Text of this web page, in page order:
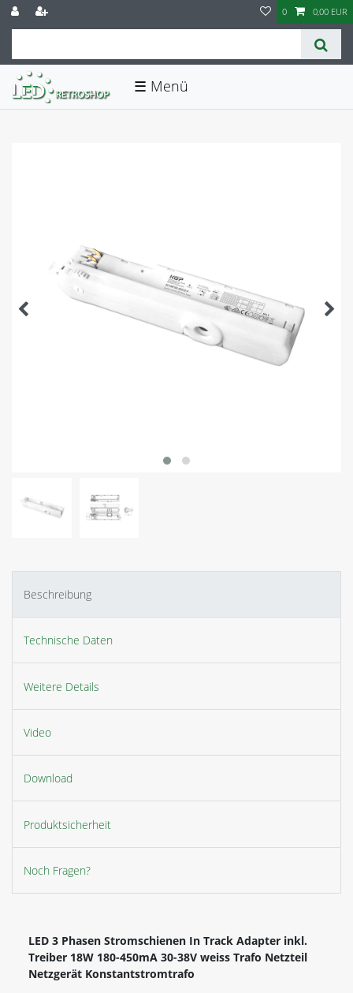
0 0,00 EUR
☰
Beschreibung
Technische Daten
Weitere Details
Video
Download
Produktsicherheit
Noch Fragen?
LED 3 Phasen Stromschienen In Track Adapter inkl.
Treiber 18W 180-450mA 30-38V weiss Trafo Netzteil
Netzgerät Konstantstromtrafo